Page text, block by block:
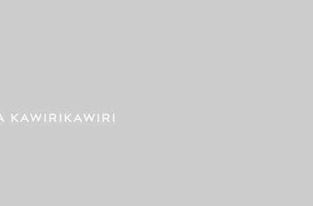
KAWIRIKAWIRI